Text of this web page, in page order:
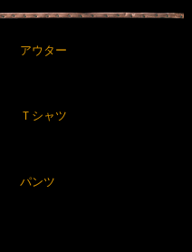
アウター
Ｔシャツ
パンツ